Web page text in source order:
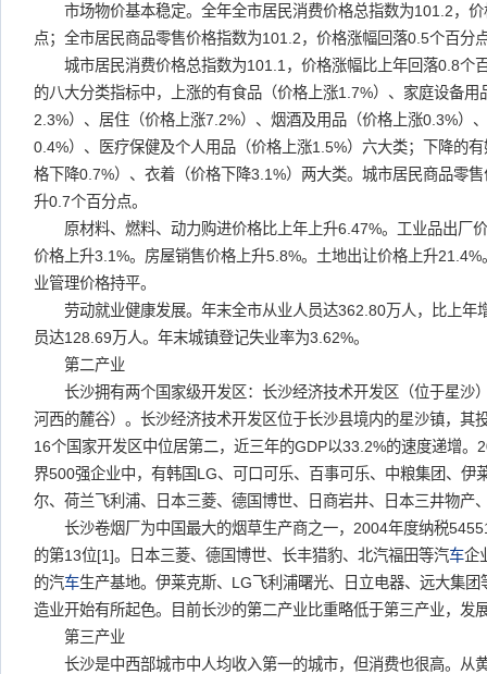
市场物价基本稳定。全年全市居民消费价格总指数为101.2，价
点；全市居民商品零售价格指数为101.2，价格涨幅回落0.5个百分
城市居民消费价格总指数为101.1，价格涨幅比上年回落0.8个
的八大分类指标中，上涨的有食品（价格上涨1.7%）、家庭设备用
2.3%）、居住（价格上涨7.2%）、烟酒及用品（价格上涨0.3%）、
0.4%）、医疗保健及个人用品（价格上涨1.5%）六大类；下降的
格下降0.7%）、衣着（价格下降3.1%）两大类。城市居民商品零
升0.7个百分点。
原材料、燃料、动力购进价格比上年上升6.47%。工业品出厂
价格上升3.1%。房屋销售价格上升5.8%。土地出让价格上升
业管理价格持平。
劳动就业健康发展。年末全市从业人员达362.80万人，比上年
员达128.69万人。年末城镇登记失业率为3.62%。
第二产业
长沙拥有两个国家级开发区：长沙经济技术开发区（位于星沙
河西的麓谷）。长沙经济技术开发区位于长沙县境内的星沙镇，其
16个国家开发区中位居第二，近三年的GDP以33.2%的速度递增。
界500强企业中，有韩国LG、可口可乐、百事可乐、中粮集团、伊
尔、荷兰飞利浦、日本三菱、德国博世、日商岩井、日本三井物产
长沙卷烟厂为中国最大的烟草生产商之一，2004年度纳税
的第13位[1]。日本三菱、德国博世、长丰猎豹、北汽福田等汽车企
的汽车生产基地。伊莱克斯、LG飞利浦曙光、日立电器、远大集
造业开始有所起色。目前长沙的第二产业比重略低于第三产业，发
第三产业
长沙是中西部城市中人均收入第一的城市，但消费也很高。从